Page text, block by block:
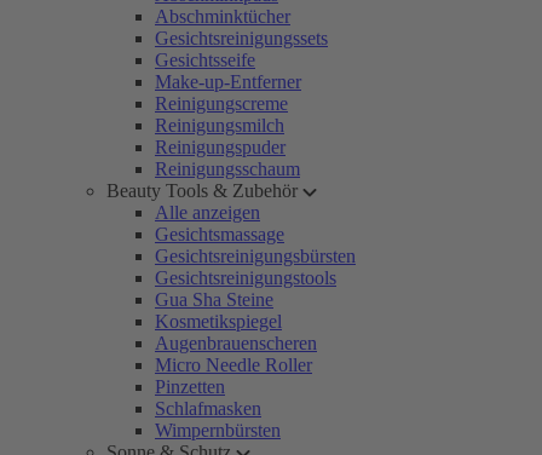
Abschminktücher
Gesichtsreinigungssets
Gesichtsseife
Make-up-Entferner
Reinigungscreme
Reinigungsmilch
Reinigungspuder
Reinigungsschaum
Beauty Tools & Zubehör
Alle anzeigen
Gesichtsmassage
Gesichtsreinigungsbürsten
Gesichtsreinigungstools
Gua Sha Steine
Kosmetikspiegel
Augenbrauenscheren
Micro Needle Roller
Pinzetten
Schlafmasken
Wimpernbürsten